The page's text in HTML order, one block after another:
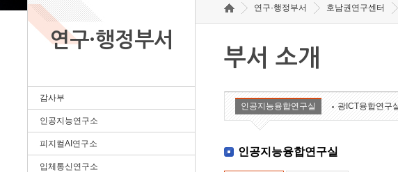
연구·행정부서
감사부
인공지능연구소
피지컬AI연구소
입체통신연구소
연구·행정부서 호남권연구센터
부서 소개
인공지능융합연구실 광ICT융합연구
인공지능융합연구실